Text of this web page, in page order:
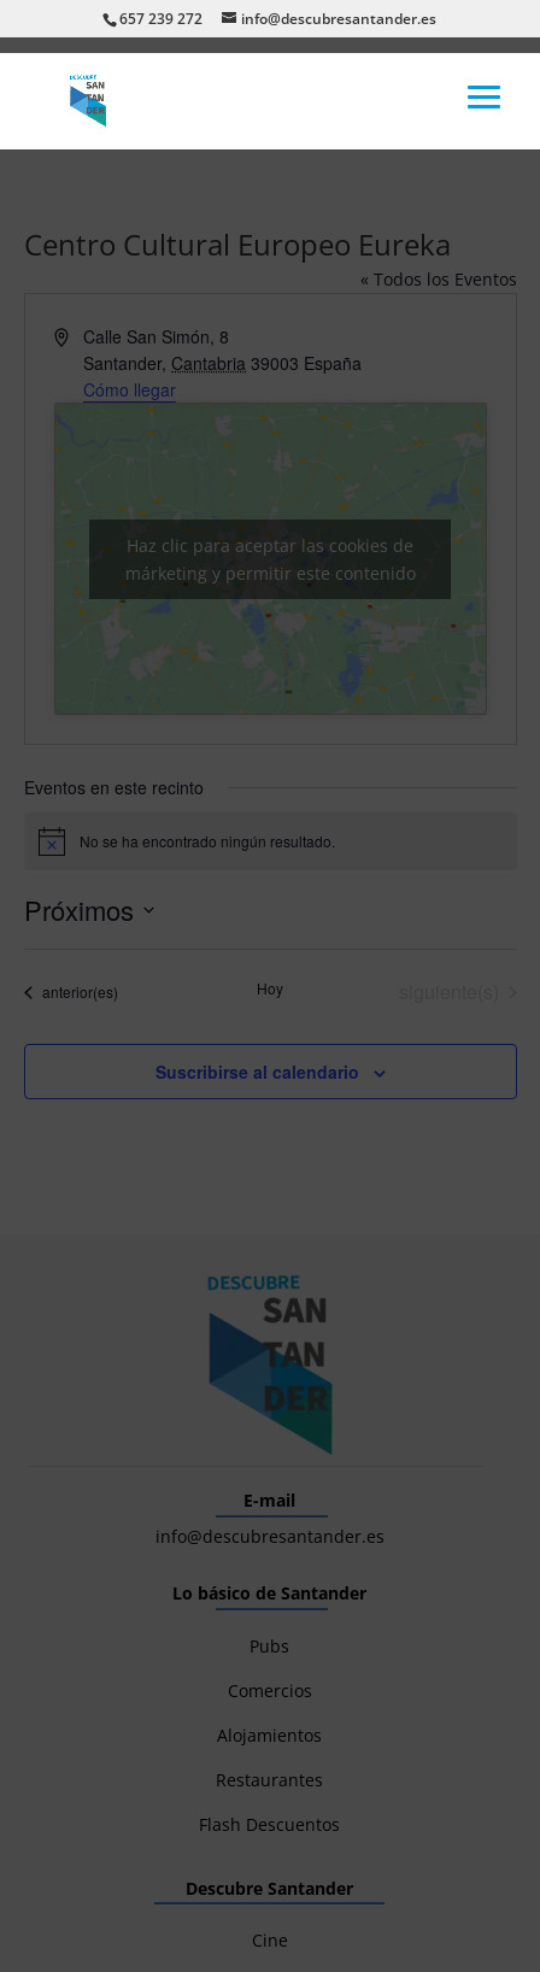
657 239 272 info@descubresantander.es
Centro Cultural Europeo Eureka
« Todos los Eventos
Dirección
Calle San Simón, 8
Santander, Cantabria 39003 España
Cómo llegar
Haz clic para aceptar las cookies de
márketing y permitir este contenido
Eventos en este recinto
Aviso No se ha encontrado ningún resultado.
Próximos
fecha.
Eventos
anterior(es) Hoy
Suscribirse al calendario
E-mail
info@descubresantander.es
Lo básico de Santander
Pubs
Comercios
Alojamientos
Restaurantes
Flash Descuentos
Descubre Santander
Cine